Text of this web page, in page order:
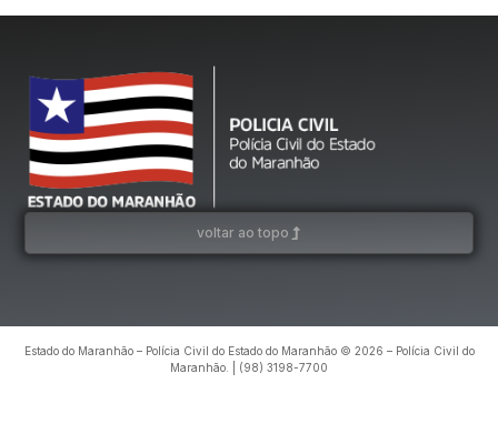
voltar ao topo
Estado do Maranhão – Polícia Civil do Estado do Maranhão © 2026 – Polícia Civil do
Maranhão. | (98) 3198-7700